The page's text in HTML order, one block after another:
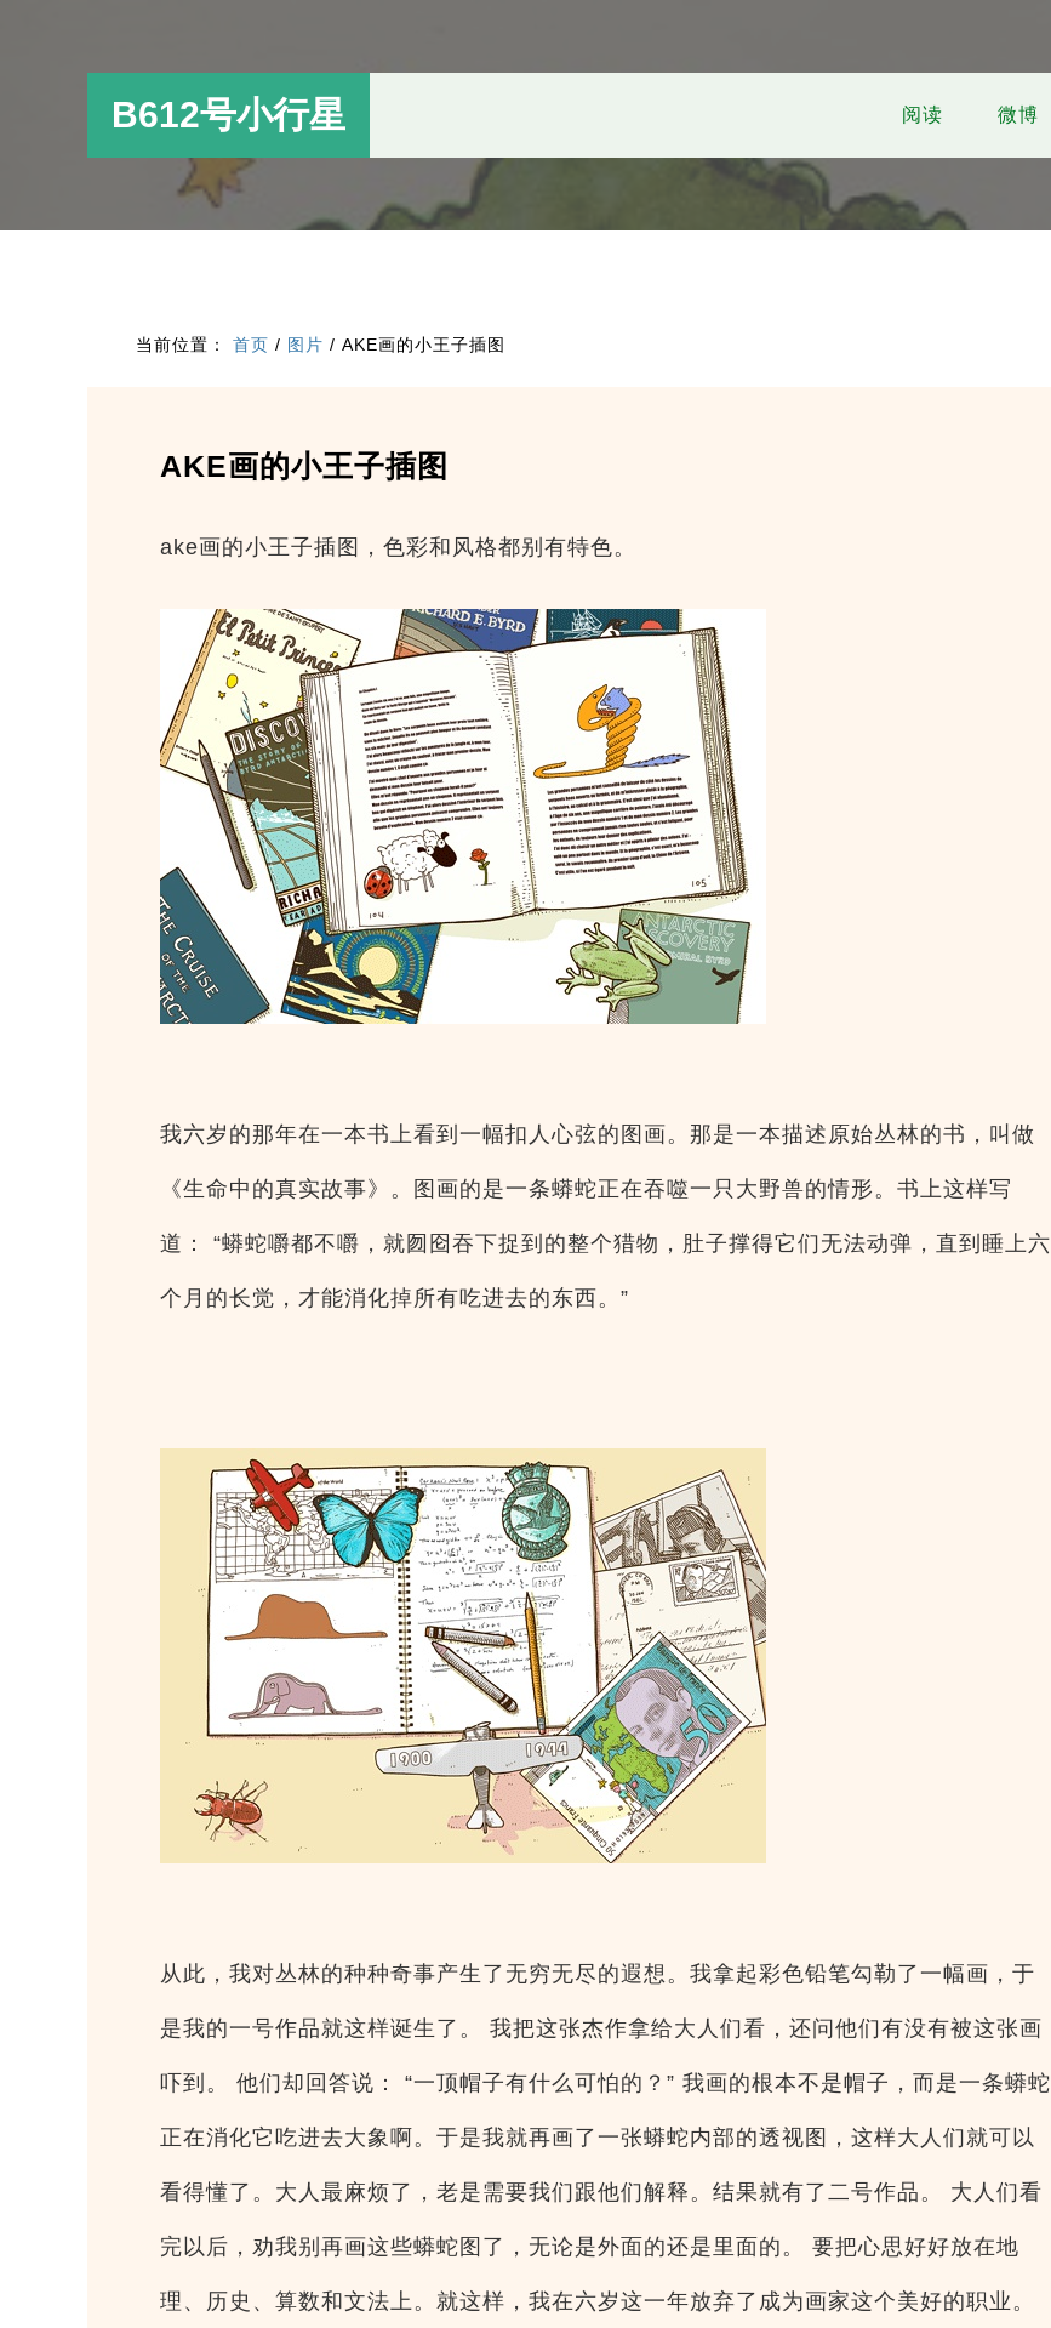
B612号小行星 阅读 微博
当前位置： 首页 / 图片 / AKE画的小王子插图
AKE画的小王子插图
ake画的小王子插图，色彩和风格都别有特色。
我六岁的那年在一本书上看到一幅扣人心弦的图画。那是一本描述原始丛林的书，叫做
《生命中的真实故事》。图画的是一条蟒蛇正在吞噬一只大野兽的情形。书上这样写
道： “蟒蛇嚼都不嚼，就囫囵吞下捉到的整个猎物，肚子撑得它们无法动弹，直到睡上六
个月的长觉，才能消化掉所有吃进去的东西。”
从此，我对丛林的种种奇事产生了无穷无尽的遐想。我拿起彩色铅笔勾勒了一幅画，于
是我的一号作品就这样诞生了。 我把这张杰作拿给大人们看，还问他们有没有被这张画
吓到。 他们却回答说： “一顶帽子有什么可怕的？” 我画的根本不是帽子，而是一条蟒蛇
正在消化它吃进去大象啊。于是我就再画了一张蟒蛇内部的透视图，这样大人们就可以
看得懂了。大人最麻烦了，老是需要我们跟他们解释。结果就有了二号作品。 大人们看
完以后，劝我别再画这些蟒蛇图了，无论是外面的还是里面的。 要把心思好好放在地
理、历史、算数和文法上。就这样，我在六岁这一年放弃了成为画家这个美好的职业。